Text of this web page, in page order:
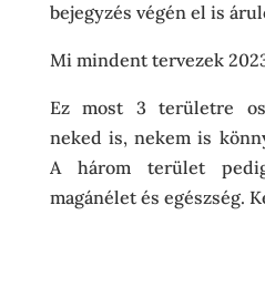
bejegyzés végén el is
Mi mindent tervezek
Ez most 3 területre
neked is, nekem is
A három terület
magánélet és egészség.